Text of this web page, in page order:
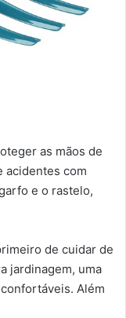
as mãos de
acidentes com
e o rastelo,
de cuidar de
jardinagem, uma
Além